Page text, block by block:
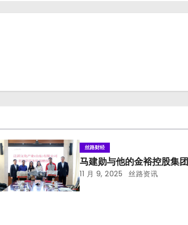
丝路财经
马建勋与他的金裕控股集
11 月 9, 2025 丝路资讯